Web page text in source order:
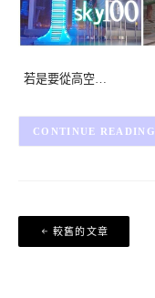
若是要從高空…
CONTINUE READING
文
章
較舊的文章